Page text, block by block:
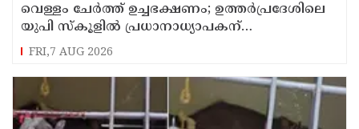
വെള്ളം ചേര്‍ത്ത് ഉച്ചഭക്ഷണം; ഉത്തര്‍പ്രദേശിലെ
യുപി സ്‌കൂളില്‍ പ്രധാനാധ്യാപകന്
സസ്‌പെന്‍ഷന്‍
FRI,7 AUG 2026